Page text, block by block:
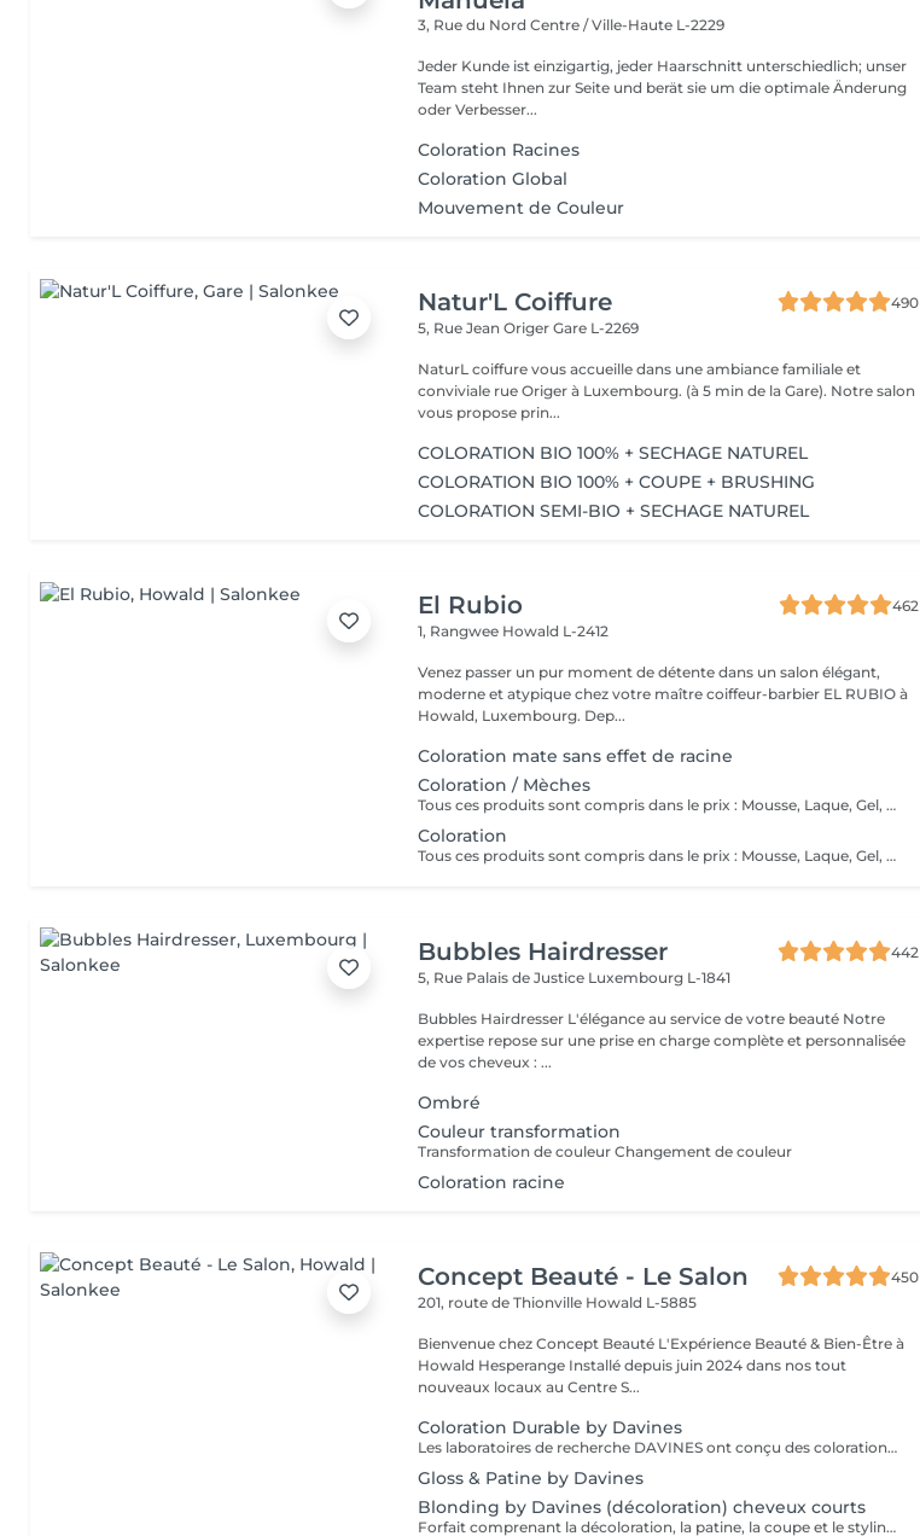
3, Rue du NordCentre / Ville-Haute L-2229
Jeder Kunde ist einzigartig, jeder Haarschnitt unterschiedlich; unser
Team steht Ihnen zur Seite und berät sie um die optimale Änderung
oder Verbesser...
Coloration Racines
Coloration Global
Mouvement de Couleur
Natur'L Coiffure
490
5, Rue Jean OrigerGare L-2269
NaturL coiffure vous accueille dans une ambiance familiale et
conviviale rue Origer à Luxembourg. (à 5 min de la Gare). Notre salon
vous propose prin...
COLORATION BIO 100% + SECHAGE NATUREL
COLORATION BIO 100% + COUPE + BRUSHING
COLORATION SEMI-BIO + SECHAGE NATUREL
El Rubio
462
1, Rangwee Howald L-2412
Venez passer un pur moment de détente dans un salon élégant,
moderne et atypique chez votre maître coiffeur-barbier EL RUBIO à
Howald, Luxembourg. Dep...
Coloration mate sans effet de racine
Coloration / Mèches
Tous ces produits sont compris dans le prix : Mousse, Laque, Gel, Soin démêlant, Shampoing spécifique. Tous les produits que nous utilisons sont des produits de qualité professionnelle.
Coloration
Tous ces produits sont compris dans le prix : Mousse, Laque, Gel, Soin démêlant, Shampoing spécifique. Tous les produits que nous utilisons sont des produits de qualité professionnelle.
Bubbles Hairdresser
442
5, Rue Palais de Justice Luxembourg L-1841
Bubbles Hairdresser L'élégance au service de votre beauté Notre
expertise repose sur une prise en charge complète et personnalisée
de vos cheveux : ...
Ombré
Couleur transformation
Transformation de couleur Changement de couleur
Coloration racine
Concept Beauté - Le Salon
450
201, route de Thionville Howald L-5885
Bienvenue chez Concept Beauté L'Expérience Beauté & Bien-Être à
Howald Hesperange Installé depuis juin 2024 dans nos tout
nouveaux locaux au Centre S...
Coloration Durable by Davines
Les laboratoires de recherche DAVINES ont conçu des colorations innovantes qui renforcent la fibre capillaire, capable de créer encore plus d'éclat, d'éclaircir délicatement et selon votre besoin, de couvrir les cheveux blancs en douceur et durablement, avec une brillance riche en reflets et des résultats couleur dimensionnels. Nos services coloration Davines : - Mask, système de coloration permanente, tenue longue durée, couvrance parfaite des cheveux blancs - A New Color, système de coloration permanente sans ammoniaque. Couleur Davines Éclat, Soin & Respect du Cheveu La coloration Davines allie performance et respect de la fibre capillaire grâce à des formules enrichies en ingrédients naturels et durables. Que vous souhaitiez une couleur intense, un effet naturel ou un reflet subtil, nos experts vous conseillent pour un résultat sur mesure, lumineux et longue tenue. Pourquoi choisir la coloration Davines ? Formules douces pour un confort optimal Couleurs éclatantes et longue tenue grâce aux pigments de haute qualité Respect de la fibre capillaire avec des ingrédients nourrissants et protecteurs Adapté à toutes les envies : couverture des cheveux blancs, reflets naturels, couleurs intenses Déroulement du soin : 1 Diagnostic couleur pour définir la nuance idéale selon votre teint et votre base naturelle 2 Application de la coloration Davines avec une technique adaptée (racines, mèches, balayage) 3 Temps de pose optimisé pour garantir un résultat homogène et lumineux 4 Soin profond nourrissant pour préserver la douceur et la brillance des cheveux 5 Coiffage et révélation de la couleur pour sublimer votre nouvelle teinte Résultat : une couleur vibrante, brillante et pleine de vie, tout en douceur ! Entretien : Prolongez l'éclat de votre couleur avec les soins adaptés Davines recommandés par nos experts.
Gloss & Patine by Davines
Blonding by Davines (décoloration) cheveux courts
Forfait comprenant la décoloration, la patine, la coupe et le styling. Un diagnostic personnalisé sera réalisé lors de la prestation.